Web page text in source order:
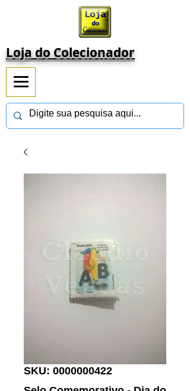
Loja do Colecionador
SKU: 0000000422